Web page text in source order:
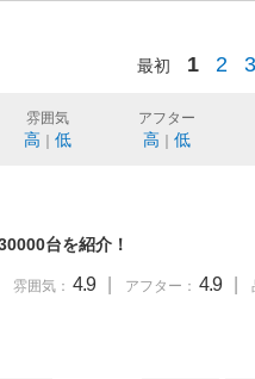
最初 1 2 3
雰囲気
高 低
アフター
高 低
台を紹介！
雰囲気： 4.9 アフター： 4.9